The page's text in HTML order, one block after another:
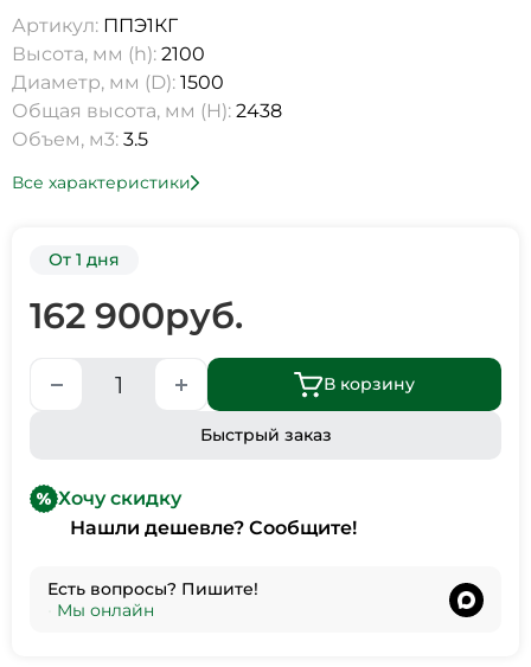
Артикул: ППЭ1КГ
Высота, мм (h): 2100
Диаметр, мм (D): 1500
Общая высота, мм (H): 2438
Объем, м3: 3.5
Все характеристики
От 1 дня
162 900руб.
В корзину
Быстрый заказ
Хочу скидку
Нашли дешевле? Сообщите!
Есть вопросы? Пишите!
Мы онлайн